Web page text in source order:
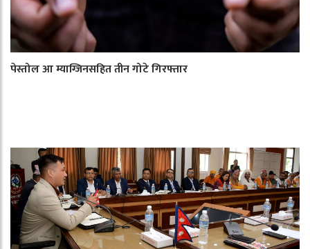
पेस्तोल आ म्याग्जिनसहित तीन गोटे गिरफ्तार